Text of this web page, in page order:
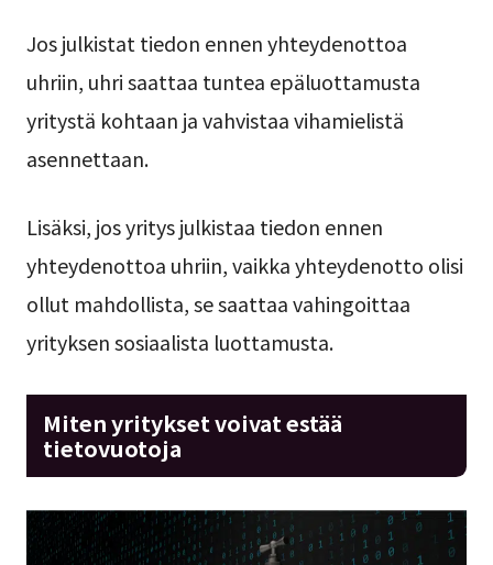
Jos julkistat tiedon ennen yhteydenottoa
uhriin, uhri saattaa tuntea epäluottamusta
yritystä kohtaan ja vahvistaa vihamielistä
asennettaan.
Lisäksi, jos yritys julkistaa tiedon ennen
yhteydenottoa uhriin, vaikka yhteydenotto olisi
ollut mahdollista, se saattaa vahingoittaa
yrityksen sosiaalista luottamusta.
Miten yritykset voivat estää
tietovuotoja